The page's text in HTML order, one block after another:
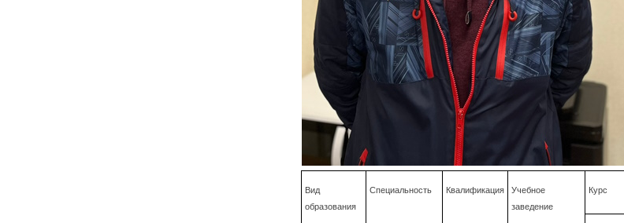
Вид
образования
Специальность Квалификация
Учебное
заведение
Курс